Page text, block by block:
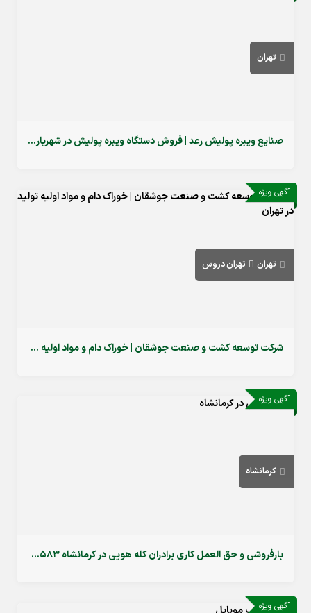
تهران
صنایع ویبره پولیش رعد | فروش دستگاه ویبره پولیش در شهریار تهران
آگهی ویژه
تهران تهران دروس
شرکت توسعه کشت و صنعت جوشقان | خوراک دام و مواد اولیه تولید در تهران
آگهی ویژه
کرمانشاه
بارفروشی و حق العمل کاری برادران کله هویی در کرمانشاه 09196710583
آگهی ویژه